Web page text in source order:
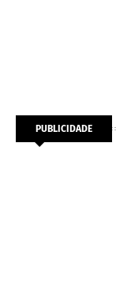
PUBLICIDADE